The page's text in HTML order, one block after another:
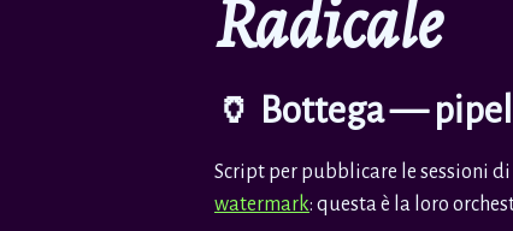
Radicale
🏺 Bottega —
Script per pubblicare le sessioni
watermark: questa è la loro